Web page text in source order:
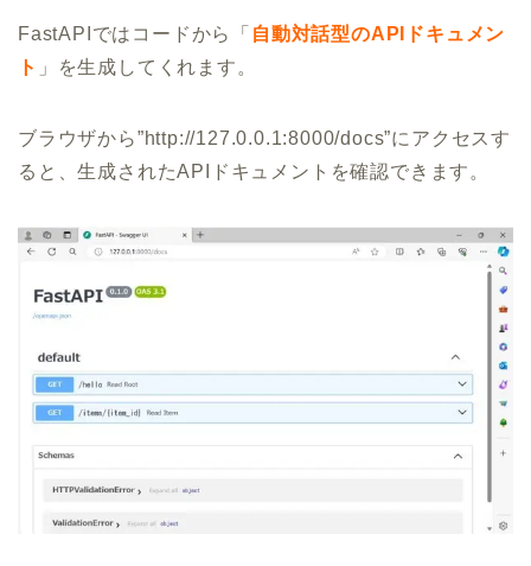
FastAPIではコードから「 自動対話型のAPIドキュメン
ト 」を生成してくれます。
ブラウザから”http://127.0.0.1:8000/docs”にアクセスす
ると、生成されたAPIドキュメントを確認できます。